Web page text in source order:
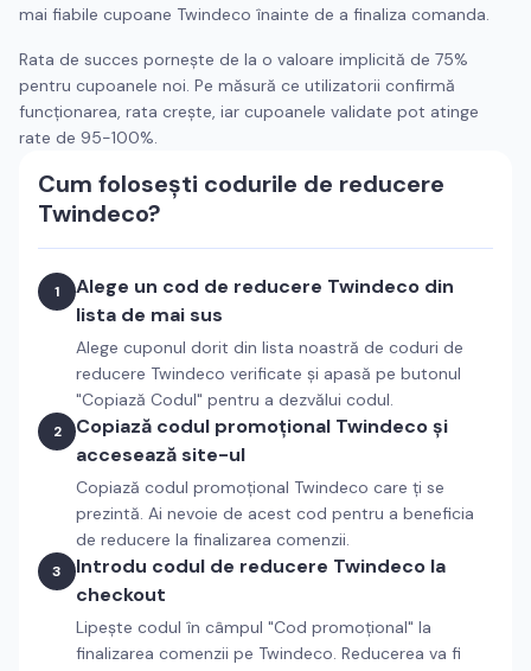
mai fiabile cupoane Twindeco înainte de a finaliza comanda.
Rata de succes pornește de la o valoare implicită de 75%
pentru cupoanele noi. Pe măsură ce utilizatorii confirmă
funcționarea, rata crește, iar cupoanele validate pot atinge
rate de 95-100%.
Cum folosești codurile de reducere
Twindeco?
1 Alege un cod de reducere Twindeco din
lista de mai sus
Alege cuponul dorit din lista noastră de coduri de
reducere Twindeco verificate și apasă pe butonul
"Copiază Codul" pentru a dezvălui codul.
2 Copiază codul promoțional Twindecoși
accesează site-ul
Copiază codul promoțional Twindeco care ți se
prezintă. Ai nevoie de acest cod pentru a beneficia
de reducere la finalizarea comenzii.
3 Introdu codul de reducere Twindeco la
checkout
Lipește codul în câmpul "Cod promoțional" la
finalizarea comenzii pe Twindeco. Reducerea va fi